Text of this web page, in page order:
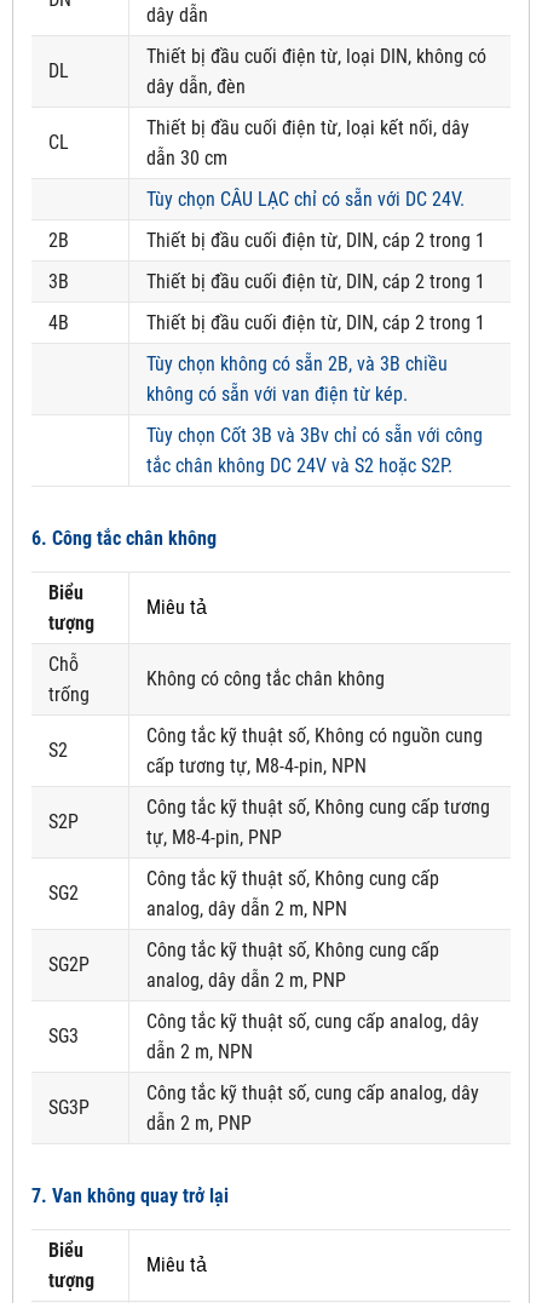
dây dẫn
DL
Thiết bị đầu cuối điện từ, loại DIN, không có
dây dẫn, đèn
CL
Thiết bị đầu cuối điện từ, loại kết nối, dây
dẫn 30 cm
Tùy chọn CÂU LẠC chỉ có sẵn với DC 24V.
2B
Thiết bị đầu cuối điện từ, DIN, cáp 2 trong 1
3B
Thiết bị đầu cuối điện từ, DIN, cáp 2 trong 1
4B
Thiết bị đầu cuối điện từ, DIN, cáp 2 trong 1
Tùy chọn không có sẵn 2B, và 3B chiều
không có sẵn với van điện từ kép.
Tùy chọn Cốt 3B và 3Bv chỉ có sẵn với công
tắc chân không DC 24V và S2 hoặc S2P.
6. Công tắc chân không
Biểu
tượng
Miêu tả
Chỗ
trống
Không có công tắc chân không
S2
Công tắc kỹ thuật số, Không có nguồn cung
cấp tương tự, M8-4-pin, NPN
S2P
Công tắc kỹ thuật số, Không cung cấp tương
tự, M8-4-pin, PNP
SG2
Công tắc kỹ thuật số, Không cung cấp
analog, dây dẫn 2 m, NPN
SG2P
Công tắc kỹ thuật số, Không cung cấp
analog, dây dẫn 2 m, PNP
SG3
Công tắc kỹ thuật số, cung cấp analog, dây
dẫn 2 m, NPN
SG3P
Công tắc kỹ thuật số, cung cấp analog, dây
dẫn 2 m, PNP
7. Van không quay trở lại
Biểu
tượng
Miêu tả